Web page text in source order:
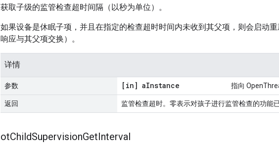
获取子级的监管检查超时间隔（以秒为单位）。
如果设备是休眠子项，并且在指定的检查超时时间内未收到其父项，则会启动
响应与其父项交换）。
详情
参数 [in] aInstance 指向
返回 监管检查超时。零表示对孩子进行监管检查的功能
otChildSupervisionGetInterval